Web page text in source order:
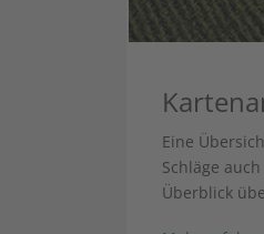
Eine
Schläge
Überblick